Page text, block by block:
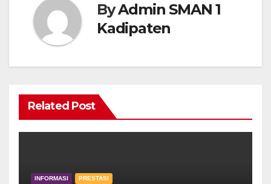
ByAdmin SMAN 1
Kadipaten
Related Post
INFORMASI PRESTASI